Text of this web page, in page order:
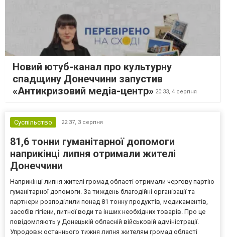
Новий ютуб-канал про культурну
спадщину Донеччини запустив
«Антикризовий медіа-центр» 20:33, 4 серпня
Суспільство 22:37, 3 серпня
81,6 тонни гуманітарної допомоги
наприкінці липня отримали жителі
Донеччини
Наприкінці липня жителі громад області отримали чергову партію
гуманітарної допомоги. За тиждень благодійні організації та
партнери розподілили понад 81 тонну продуктів, медикаментів,
засобів гігієни, питної води та інших необхідних товарів. Про це
повідомляють у Донецькій обласній військовій адміністрації.
Упродовж останнього тижня липня жителям громад області